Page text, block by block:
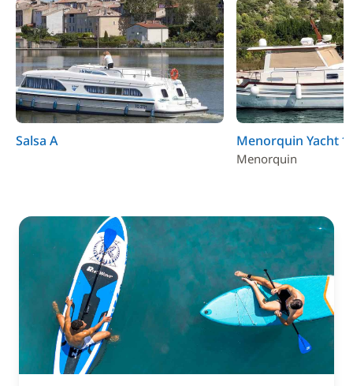
Salsa A Menorquin Yacht
Menorquin